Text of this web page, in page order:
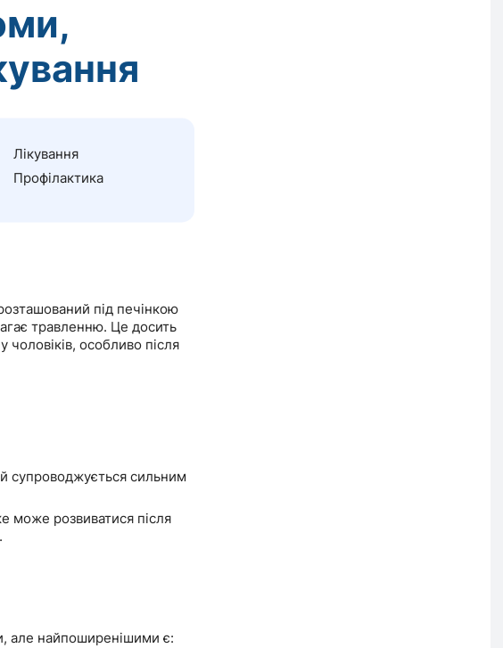
Лікування
Профілактика
під печінкою
травленню. Це досить
особливо після
супроводжується сильним
може розвиватися після
але найпоширенішими є: